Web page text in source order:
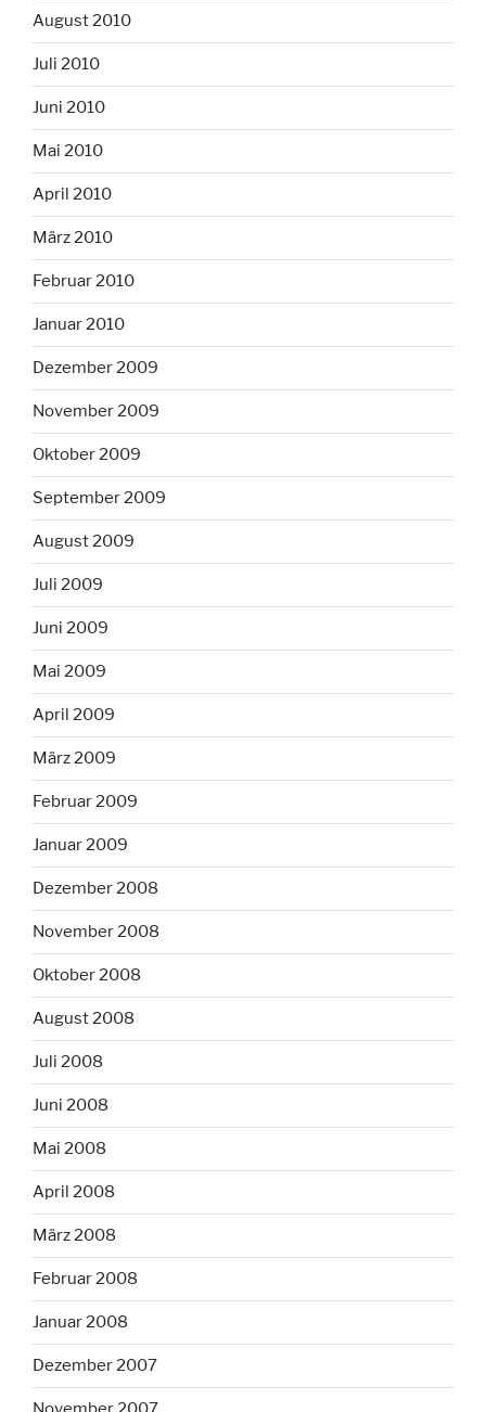
August 2010
Juli 2010
Juni 2010
Mai 2010
April 2010
März 2010
Februar 2010
Januar 2010
Dezember 2009
November 2009
Oktober 2009
September 2009
August 2009
Juli 2009
Juni 2009
Mai 2009
April 2009
März 2009
Februar 2009
Januar 2009
Dezember 2008
November 2008
Oktober 2008
August 2008
Juli 2008
Juni 2008
Mai 2008
April 2008
März 2008
Februar 2008
Januar 2008
Dezember 2007